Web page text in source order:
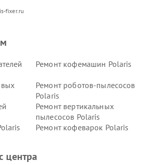
fixer.ru
Ремонт кофемашин Polaris
Ремонт роботов-пылесосов
Polaris
Ремонт вертикальных
пылесосов Polaris
Ремонт кофеварок Polaris
центра